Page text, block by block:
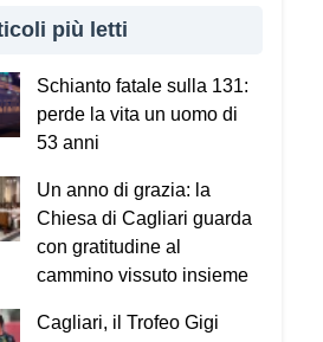
più letti
Schianto fatale sulla 131:
perde la vita un uomo di
53 anni
Un anno di grazia: la
Chiesa di Cagliari guarda
con gratitudine al
cammino vissuto insieme
Cagliari, il Trofeo Gigi